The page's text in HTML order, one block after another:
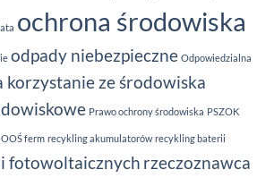
ochrona środowiska
odpady niebezpieczne Odpowiedzialna
korzystanie ze środowiska
Prawo ochrony środowiska PSZOK
ferm recykling akumulatorów recykling baterii
fotowoltaicznych rzeczoznawca